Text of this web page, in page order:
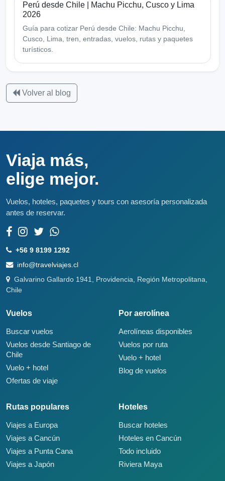
Perú desde Chile | Machu Picchu, Cusco y Lima
2026
Guía para cotizar Perú desde Chile: Machu Picchu,
Cusco, Lima, tren, entradas, vuelos, rutas y paquetes
turísticos.
Volver al blog
Viaja más,
elige mejor.
Vuelos, hoteles, paquetes y tours con asesoría personalizada
antes de reservar.
+56 9 8199 1292
info@travelviajes.cl
Galvarino Gallardo 1941, Providencia, Región Metropolitana,
Chile
Vuelos
Buscar vuelos
Vuelos desde Santiago de
Chile
Vuelo + hotel
Ofertas de viaje
Por aerolínea
Aerolíneas disponibles
Vuelos por ruta
Vuelo + hotel
Blog de vuelos
Rutas populares
Viajes a Europa
Viajes a Cancún
Viajes a Punta Cana
Viajes a Japón
Hoteles
Buscar hoteles
Hoteles en Cancún
Todo incluido
Riviera Maya